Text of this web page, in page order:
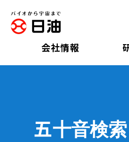
会社情報
五十音検索